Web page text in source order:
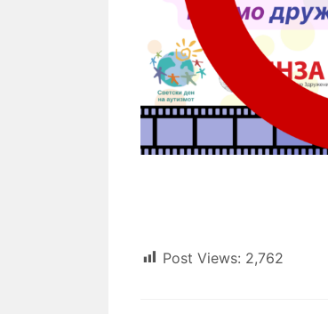
Post Views: 2,762